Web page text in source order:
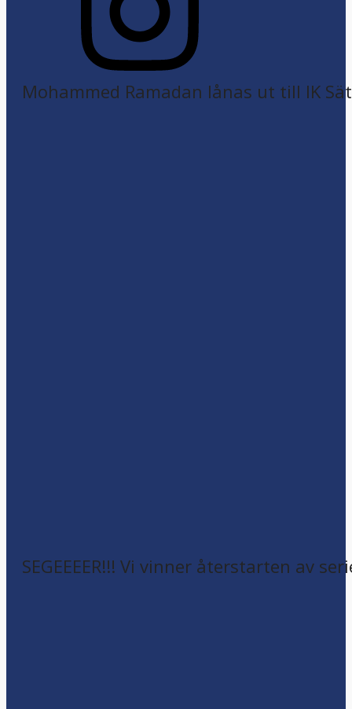
Mohammed Ramadan lånas ut till IK
SEGEEEER!!! Vi vinner återstarten av